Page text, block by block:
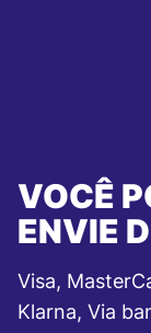
VOCÊ
ENVIE
Visa,
Klarna, Via